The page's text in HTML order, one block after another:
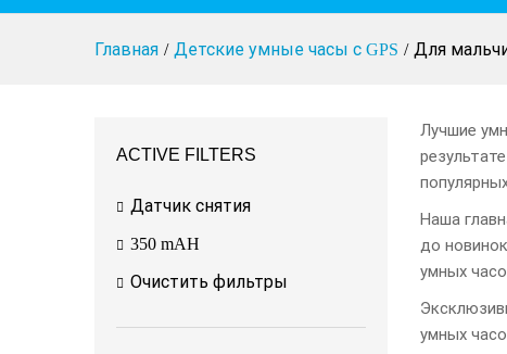
Главная / Детские умные часы с GPS / Для
Лучшие
Наша
до
умных
умных
ACTIVE FILTERS
Датчик снятия
350 mAH
Очистить фильтры